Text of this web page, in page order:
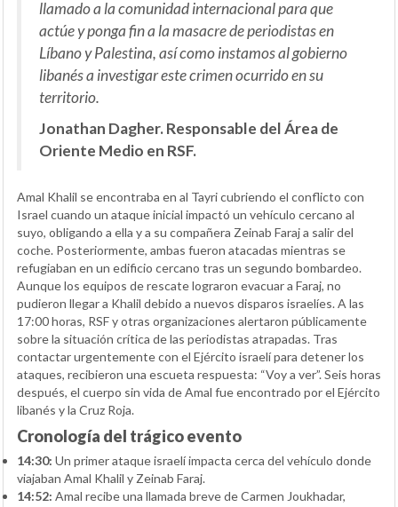
llamado a la comunidad internacional para que
actúe y ponga fin a la masacre de periodistas en
Líbano y Palestina, así como instamos al gobierno
libanés a investigar este crimen ocurrido en su
territorio.
Jonathan Dagher. Responsable del Área de
Oriente Medio en RSF.
Amal Khalil se encontraba en al Tayri cubriendo el conflicto con
Israel cuando un ataque inicial impactó un vehículo cercano al
suyo, obligando a ella y a su compañera Zeinab Faraj a salir del
coche. Posteriormente, ambas fueron atacadas mientras se
refugiaban en un edificio cercano tras un segundo bombardeo.
Aunque los equipos de rescate lograron evacuar a Faraj, no
pudieron llegar a Khalil debido a nuevos disparos israelíes. A las
17:00 horas, RSF y otras organizaciones alertaron públicamente
sobre la situación crítica de las periodistas atrapadas. Tras
contactar urgentemente con el Ejército israelí para detener los
ataques, recibieron una escueta respuesta: “Voy a ver”. Seis horas
después, el cuerpo sin vida de Amal fue encontrado por el Ejército
libanés y la Cruz Roja.
Cronología del trágico evento
14:30: Un primer ataque israelí impacta cerca del vehículo donde
viajaban Amal Khalil y Zeinab Faraj.
14:52: Amal recibe una llamada breve de Carmen Joukhadar,